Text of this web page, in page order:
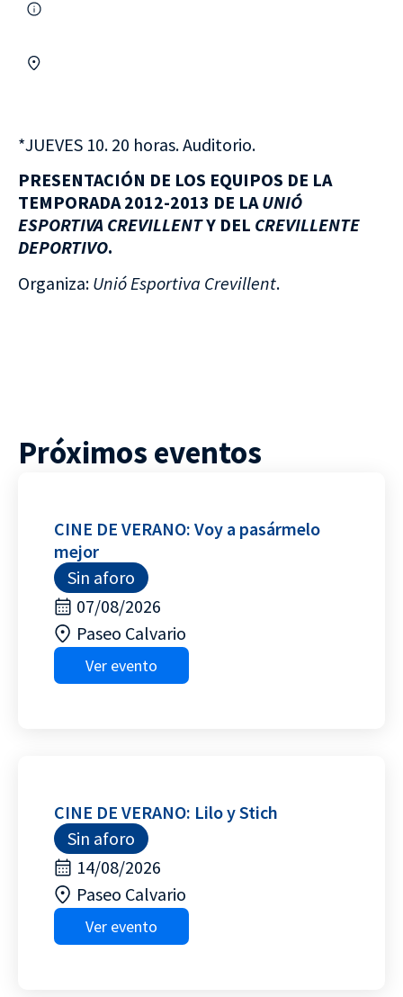
*JUEVES 10. 20 horas. Auditorio.
PRESENTACIÓN DE LOS EQUIPOS DE LA
TEMPORADA 2012-2013 DE LAUNIÓ
ESPORTIVA CREVILLENTY DEL CREVILLENTE
DEPORTIVO.
Organiza: Unió Esportiva Crevillent.
Próximos eventos
CINE DE VERANO: Voy a pasármelo
mejor
Sin aforo
07/08/2026
Paseo Calvario
Ver evento
CINE DE VERANO: Lilo y Stich
Sin aforo
14/08/2026
Paseo Calvario
Ver evento